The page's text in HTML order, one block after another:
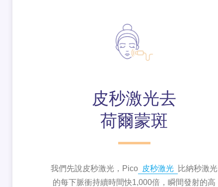
皮秒激光去
荷爾蒙斑
我們先說皮秒激光，Pico 皮秒激光 比納秒激光
的每下脈衝持續時間快1,000倍，瞬間發射的高